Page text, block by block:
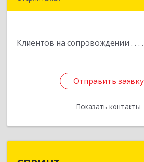
Клиентов на сопровождении
Отправить заявку
Показать контакты
Отправить заявку
Назад